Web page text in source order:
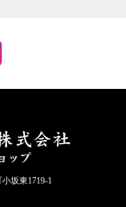
坂東1719-1